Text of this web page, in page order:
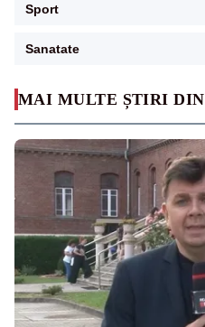
MAI MULTE ȘTIRI DIN
Sport
Sanatate